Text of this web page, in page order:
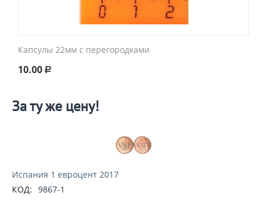
Капсулы 22мм с перегородками
10.00 Р
За ту же цену!
Испания 1 евроцент 2017
КОД: 9867-1